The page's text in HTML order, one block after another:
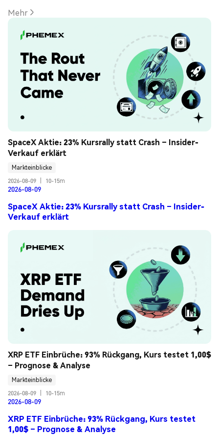
Mehr
SpaceX Aktie: 23% Kursrally statt Crash – Insider-
Verkauf erklärt
Markteinblicke
2026-08-09
10-15m
2026-08-09
SpaceX Aktie: 23% Kursrally statt Crash – Insider-
Verkauf erklärt
XRP ETF Einbrüche: 93% Rückgang, Kurs testet 1,00$
– Prognose & Analyse
Markteinblicke
2026-08-09
10-15m
2026-08-09
XRP ETF Einbrüche: 93% Rückgang, Kurs testet
1,00$ – Prognose & Analyse